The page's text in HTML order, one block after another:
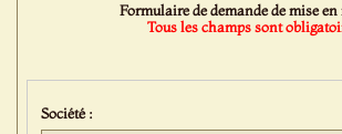
Formulaire de demande de mise
Tous les champs sont
Société :